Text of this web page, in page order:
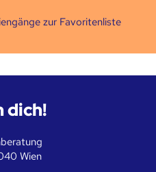
zur Favoritenliste
dich!
Wien